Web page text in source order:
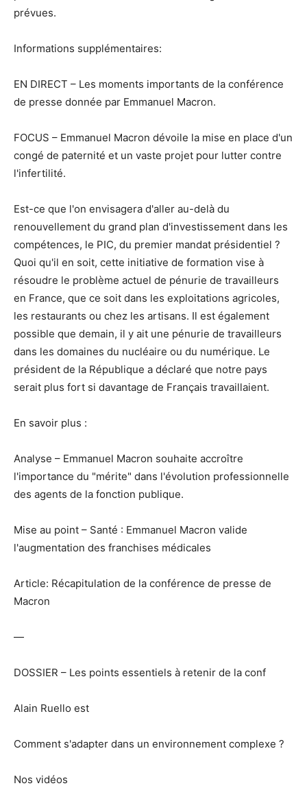
prévues.
Informations supplémentaires:
EN DIRECT – Les moments importants de la conférence
de presse donnée par Emmanuel Macron.
FOCUS – Emmanuel Macron dévoile la mise en place d'un
congé de paternité et un vaste projet pour lutter contre
l'infertilité.
Est-ce que l'on envisagera d'aller au-delà du
renouvellement du grand plan d'investissement dans les
compétences, le PIC, du premier mandat présidentiel ?
Quoi qu'il en soit, cette initiative de formation vise à
résoudre le problème actuel de pénurie de travailleurs
en France, que ce soit dans les exploitations agricoles,
les restaurants ou chez les artisans. Il est également
possible que demain, il y ait une pénurie de travailleurs
dans les domaines du nucléaire ou du numérique. Le
président de la République a déclaré que notre pays
serait plus fort si davantage de Français travaillaient.
En savoir plus :
Analyse – Emmanuel Macron souhaite accroître
l'importance du "mérite" dans l'évolution professionnelle
des agents de la fonction publique.
Mise au point – Santé : Emmanuel Macron valide
l'augmentation des franchises médicales
Article: Récapitulation de la conférence de presse de
Macron
—
DOSSIER – Les points essentiels à retenir de la conf
Alain Ruello est
Comment s'adapter dans un environnement complexe ?
Nos vidéos